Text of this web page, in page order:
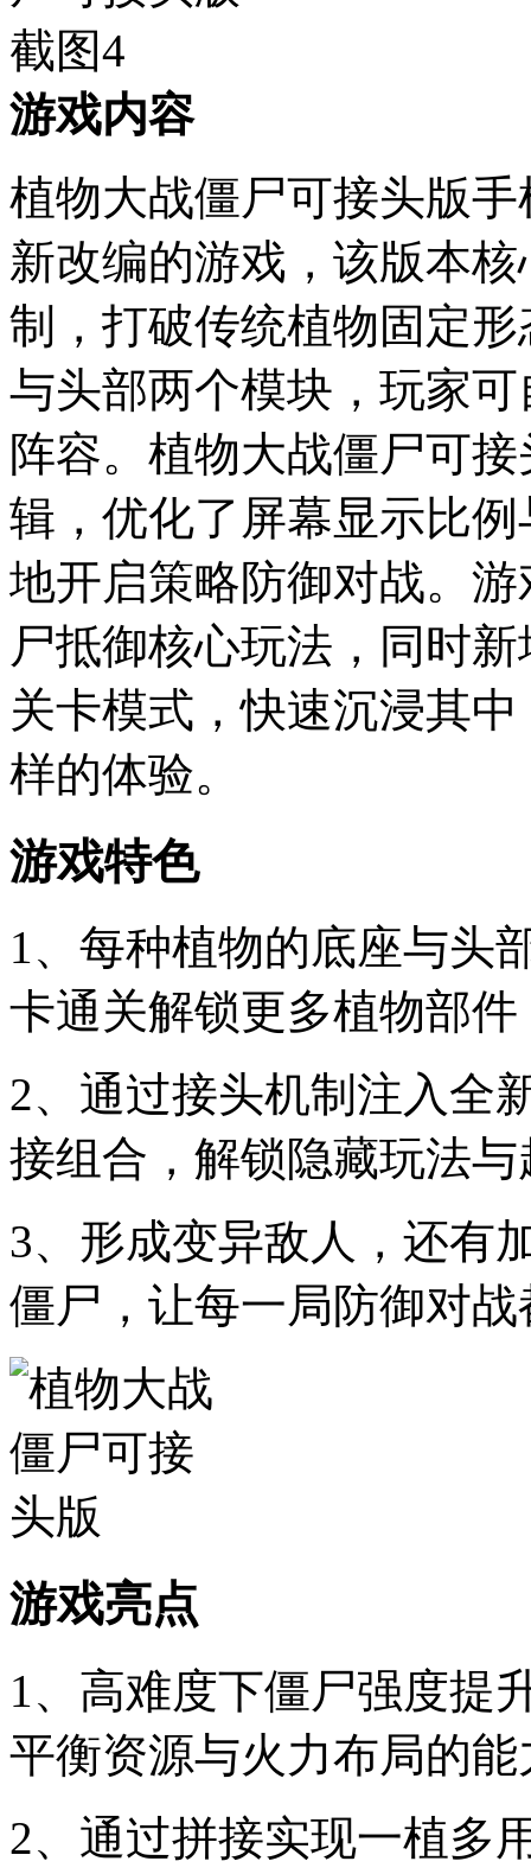
游戏内容
植物大战僵尸可接头版
新改编的游戏，该版本
制，打破传统植物固定
与头部两个模块，玩家
阵容。植物大战僵尸可
辑，优化了屏幕显示比
地开启策略防御对战。
尸抵御核心玩法，同时
关卡模式，快速沉浸其
样的体验。
游戏特色
1、每种植物的底座与头
卡通关解锁更多植物部
2、通过接头机制注入全
接组合，解锁隐藏玩法
3、形成变异敌人，还有
僵尸，让每一局防御对
游戏亮点
1、高难度下僵尸强度提
平衡资源与火力布局的
2、通过拼接实现一植多